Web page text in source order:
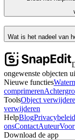
Wat is het nadeel van
ongewenste objecten
Nieuwe functies
comprimeren
ToolsObject
verwijderen
HelpBlogPrivacybeleid
onsContactAuteur
Download de app